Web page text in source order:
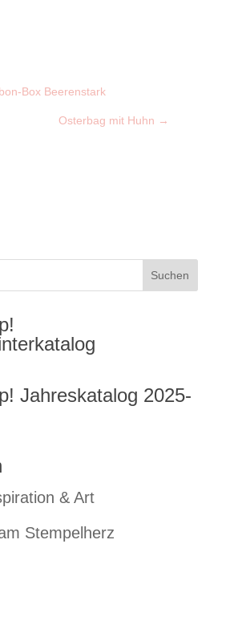
Box Beerenstark
Osterbag mit Huhn →
Jahreskatalog 2025-
& Art
Stempelherz